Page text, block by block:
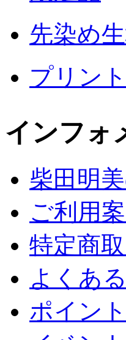
先染め
プリン
インフォ
柴田明
ご利用
特定商
よくあ
ポイン